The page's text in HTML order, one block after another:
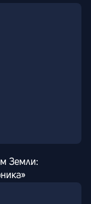
Земли: